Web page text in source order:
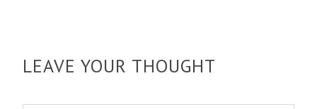
LEAVE YOUR THOUGHT